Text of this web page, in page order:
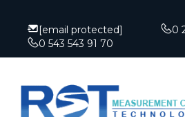
[email protected]
0
0 543 543 91 70